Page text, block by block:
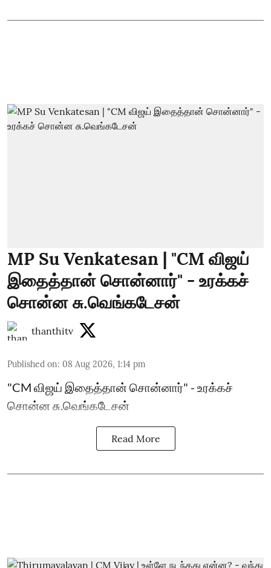
MP Su Venkatesan | "CM விஜய்
இதைத்தான் சொன்னார்" - உரக்கச்
சொன்ன சு.வெங்கடேசன்
thanthitv
Published on: 08 Aug 2026, 1:14 pm
"CM விஜய் இதைத்தான் சொன்னார்" - உரக்கச்
சொன்ன சு.வெங்கடேசன்
Read More